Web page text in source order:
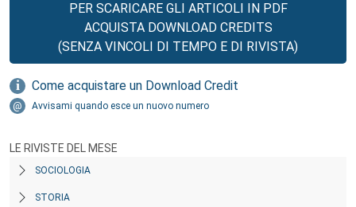
PER SCARICARE GLI ARTICOLI IN PDF
ACQUISTA DOWNLOAD CREDITS
(SENZA VINCOLI DI TEMPO E DI RIVISTA)
Come acquistare un Download Credit
Avvisami quando esce un nuovo numero
LE RIVISTE DEL MESE
SOCIOLOGIA
STORIA